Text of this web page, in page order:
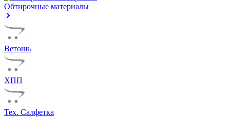
Обтирочные материалы
Ветошь
ХПП
Тех. Салфетка